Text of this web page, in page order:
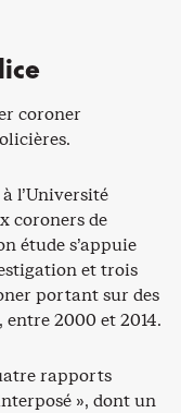
coroner
l’Université
coroners de
étude s’appuie
et trois
portant sur des
entre 2000 et 2014.
rapports
», dont un